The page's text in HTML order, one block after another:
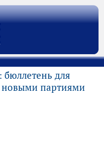
для
новыми партиями